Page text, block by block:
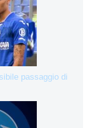
passaggio di